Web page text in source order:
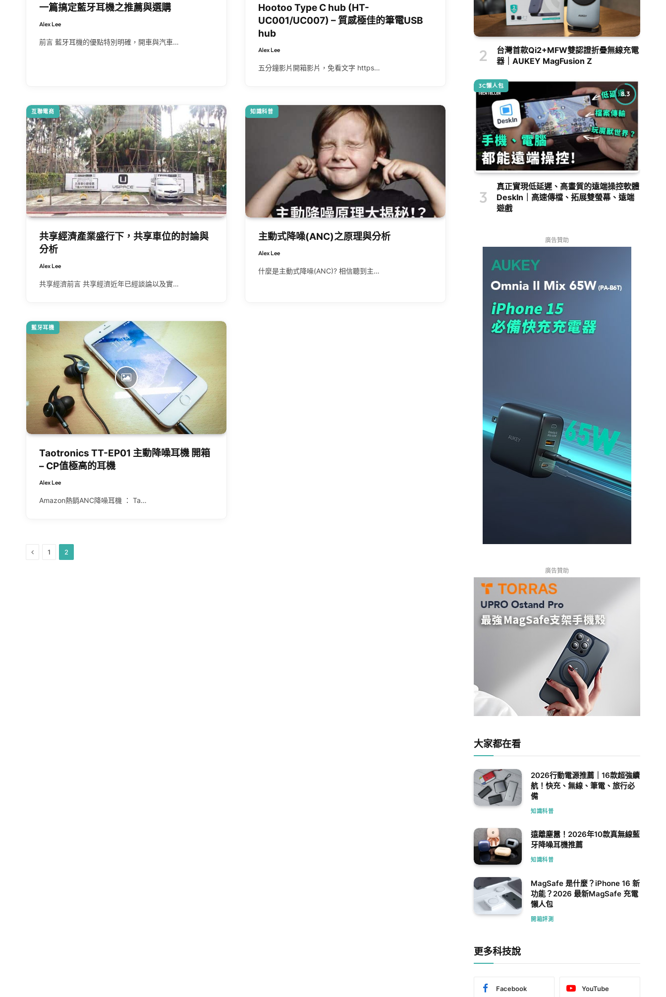
一篇搞定藍牙耳機之推薦與選購
Alex Lee
前言 藍牙耳機的優點特別明確，開車與汽車…
Hootoo Type C hub (HT-
UC001/UC007) – 質感極佳的筆電USB
hub
Alex Lee
五分鐘影片開箱影片，免看文字 https…
互聯電商
共享經濟產業盛行下，共享車位的討論與
分析
Alex Lee
共享經濟前言 共享經濟近年已經談論以及實…
知識科普
主動式降噪(ANC)之原理與分析
Alex Lee
什麼是主動式降噪(ANC)? 相信聽到主…
藍牙耳機
Taotronics TT-EP01 主動降噪耳機 開箱
– CP值極高的耳機
Alex Lee
Amazon熱銷ANC降噪耳機 ： Ta…
Previous
1 2
台灣首款Qi2+MFW雙認證折疊無線充電
器｜AUKEY MagFusion Z
8.3
3C懶人包
真正實現低延遲、高畫質的遠端操控軟體
DeskIn｜高速傳檔、拓展雙螢幕、遠端
遊戲
廣告贊助
廣告贊助
大家都在看
2026行動電源推薦｜16款超強續
航！快充、無線、筆電、旅行必
備
知識科普
遠離塵囂！2026年10款真無線藍
牙降噪耳機推薦
知識科普
MagSafe 是什麼？iPhone 16 新
功能？2026 最新MagSafe 充電
懶人包
開箱評測
更多科技說
Facebook YouTube